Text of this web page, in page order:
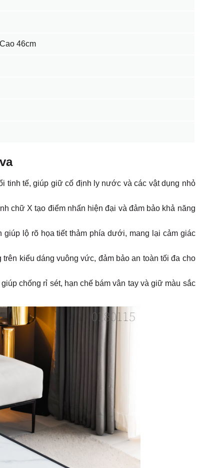
46cm
tinh tế, giúp giữ cố định ly nước và các vật dụng nhỏ
chữ X tạo điểm nhấn hiện đại và đảm bảo khả năng
giúp lộ rõ họa tiết thảm phía dưới, mang lại cảm giác
kiểu dáng vuông vức, đảm bảo an toàn tối đa cho
chống rỉ sét, hạn chế bám vân tay và giữ màu sắc